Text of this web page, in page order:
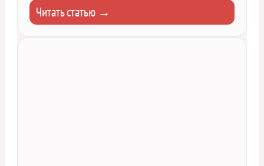
Читать статью →